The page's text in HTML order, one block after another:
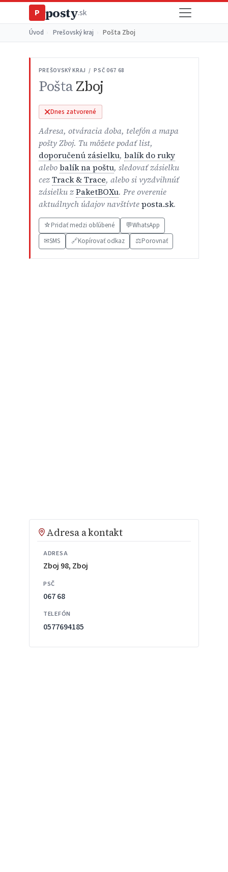
P posty.sk
Úvod Prešovský kraj Pošta Zboj
PREŠOVSKÝ KRAJ / PSČ 067 68
PoštaZboj
Dnes zatvorené
Adresa, otváracia doba, telefón a mapa
pošty Zboj. Tu môžete podať list,
doporučenú zásielku, balík do ruky
alebobalík na poštu, sledovať zásielku
cezTrack & Trace, alebo si vyzdvihnúť
zásielku zPaketBOXu. Pre overenie
aktuálnych údajov navštívteposta.sk.
☆Pridať medzi obľúbené 💬WhatsApp
✉SMS 🔗Kopírovať odkaz ⚖️Porovnať
Adresa a kontakt
ADRESA
Zboj 98, Zboj
PSČ
067 68
TELEFÓN
0577694185